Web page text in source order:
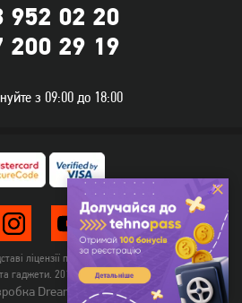
Посудомийна машина
Hotpoint-Ariston HSIO 3O23
16 499грн
952 02 20
200 29 19
з 09:00 до 18:00
ліцензії правовласника TehnomarketLTD
гаджети. 2012-2026. Всі права захищені.
Dream-Line